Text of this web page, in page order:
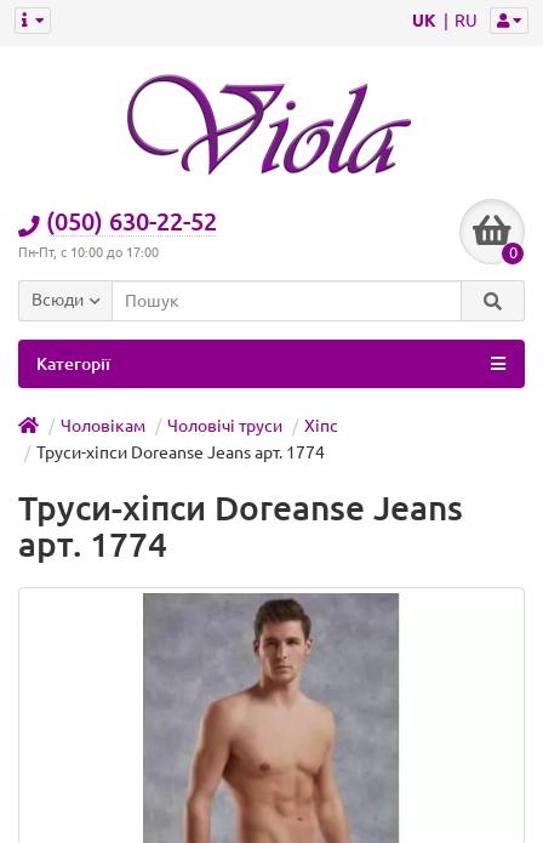
UK RU
(050) 630-22-52
Пн-Пт, с 10:00 до 17:00 0
Всюди
Категорії
Чоловікам Чоловічі труси
Хіпс
Труси-хіпси Doreanse Jeans арт. 1774
Труси-хіпси Doreanse Jeans
арт. 1774